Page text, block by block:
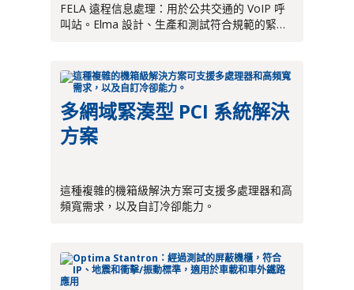
FELA 遠程信息處理：用於公共交通的 VoIP 呼
叫站。Elma 設計、生產和測試符合規範的緊急
多網域緊湊型 PCI 系統解決
方案
這種複雜的機箱級解決方案可支援多處理器和高
頻寬需求，以及自訂冷卻能力。